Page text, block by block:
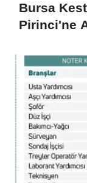
Bursa
Pirinci'ne